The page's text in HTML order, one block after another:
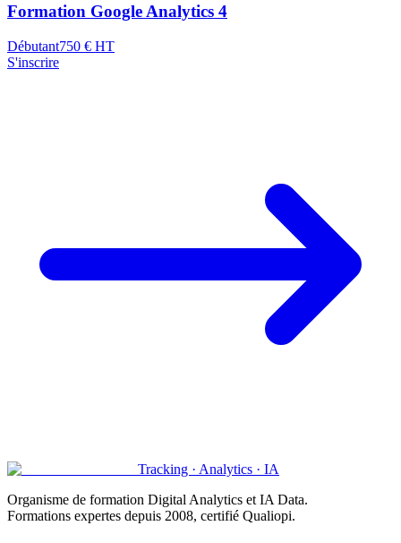
Formation Google Analytics 4
Débutant750 € HT
S'inscrire
Tracking · Analytics · IA
Organisme de formation Digital Analytics et IA Data.
Formations expertes depuis 2008, certifié Qualiopi.